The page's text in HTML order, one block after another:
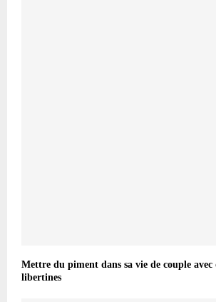
Mettre du piment dans sa vie de couple avec
libertines